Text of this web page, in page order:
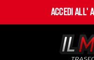
Accedi all'